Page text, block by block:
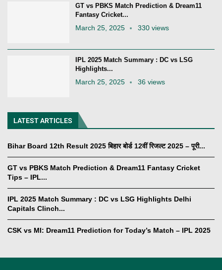
GT vs PBKS Match Prediction & Dream11
Fantasy Cricket...
March 25, 2025 330 views
IPL 2025 Match Summary : DC vs LSG
Highlights...
March 25, 2025 36 views
LATEST ARTICLES
Bihar Board 12th Result 2025 बिहार बोर्ड 12वीं रिजल्ट 2025 – पूरी...
GT vs PBKS Match Prediction & Dream11 Fantasy Cricket
Tips – IPL...
IPL 2025 Match Summary : DC vs LSG Highlights Delhi
Capitals Clinch...
CSK vs MI: Dream11 Prediction for Today’s Match – IPL 2025